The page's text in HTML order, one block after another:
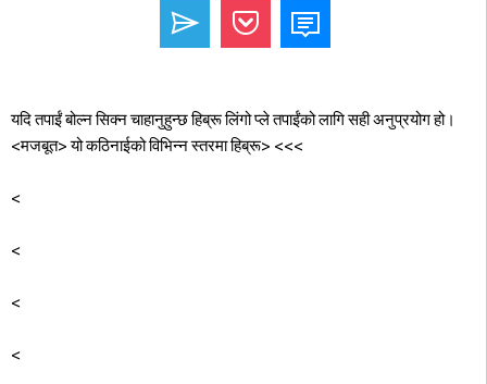
यदि तपाईं बोल्न सिक्न चाहानुहुन्छ हिब्रू लिंगो प्ले तपाईंको लागि सही अनुप्रयोग हो।
<मजबूत> यो कठिनाईको विभिन्न स्तरमा हिब्रू> <<<
<
<
<
<